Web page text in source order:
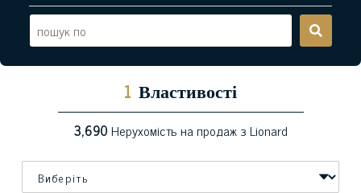
1 Властивості
3,690Нерухомість на продаж з Lionard